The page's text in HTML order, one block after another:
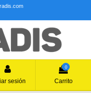
sesión
0
Carrito